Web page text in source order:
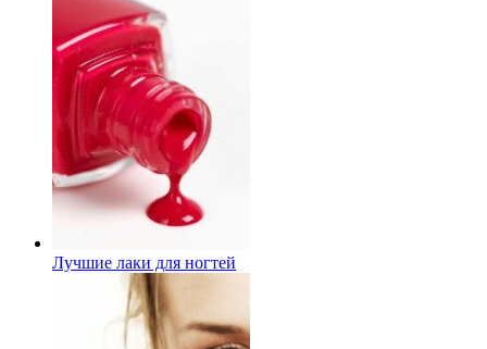
Лучшие лаки для ногтей